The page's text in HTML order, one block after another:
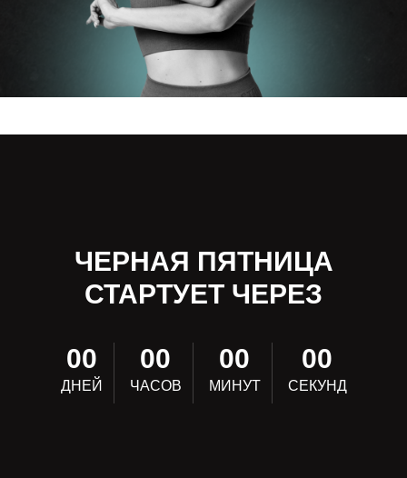
ЧЕРНАЯ ПЯТНИЦА
СТАРТУЕТ ЧЕРЕЗ
00
ДНЕЙ
00
ЧАСОВ
00
МИНУТ
00
СЕКУНД